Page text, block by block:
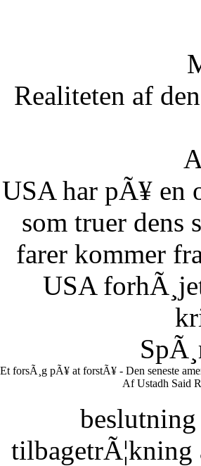
Realiteten af
USA har pÃ¥ en
som truer dens
farer kommer
USA
Et forsÃ¸g pÃ¥ at forstÃ¥ - Den seneste
Af Ustadh Said
tilbagetrÃ¦kning